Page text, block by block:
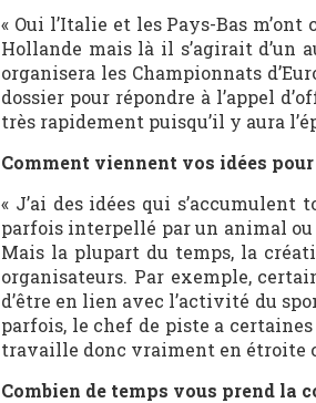
« Oui l’Italie et les Pays-Bas
Hollande mais là il s’agirait d’un
organisera les Championnats
dossier pour répondre à l’appel
très rapidement puisqu’il y aura
Comment viennent vos idées
« J’ai des idées qui s’accumulent
parfois interpellé par un animal
Mais la plupart du temps, la
organisateurs. Par exemple,
d’être en lien avec l’activité du
parfois, le chef de piste a
travaille donc vraiment en étroite
Combien de temps vous prend la